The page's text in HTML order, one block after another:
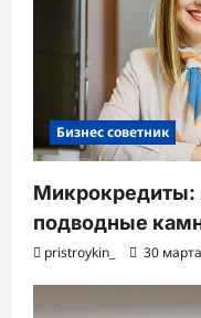
Бизнес советник
Микрокредиты:
подводные
pristroykin_ 30